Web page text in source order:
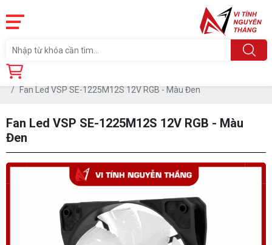
Trang chủ
Fan Led VSP SE-1225M12S 12V RGB - Màu Đen
Fan Led VSP SE-1225M12S 12V RGB - Màu
Đen